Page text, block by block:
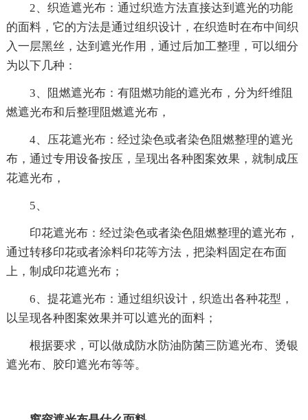
2、织造遮光布：通过织造方法直接达到遮光的功能
的面料，它的方法是通过组织设计，在织造时在布中间织
入一层黑丝，达到遮光作用，通过后加工整理，可以细分
为以下几种：
3、阻燃遮光布：有阻燃功能的遮光布，分为纤维阻
燃遮光布和后整理阻燃遮光布，
4、压花遮光布：经过染色或者染色阻燃整理的遮光
布，通过专用设备按压，呈现出各种图案效果，就制成压
花遮光布，
5、
印花遮光布：经过染色或者染色阻燃整理的遮光布，
通过转移印花或者涂料印花等方法，把染料固定在布面
上，制成印花遮光布；
6、提花遮光布：通过组织设计，织造出各种花型，
以呈现各种图案效果并可以遮光的面料；
根据要求，可以做成防水防油防菌三防遮光布、烫银
遮光布、胶印遮光布等等。